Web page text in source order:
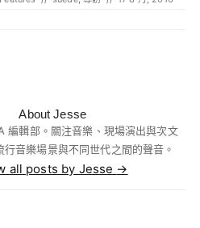
About Jesse
編輯部。關注音樂、現場演出與次文
行音樂場景與不同世代之間的聲音。
all posts by Jesse →